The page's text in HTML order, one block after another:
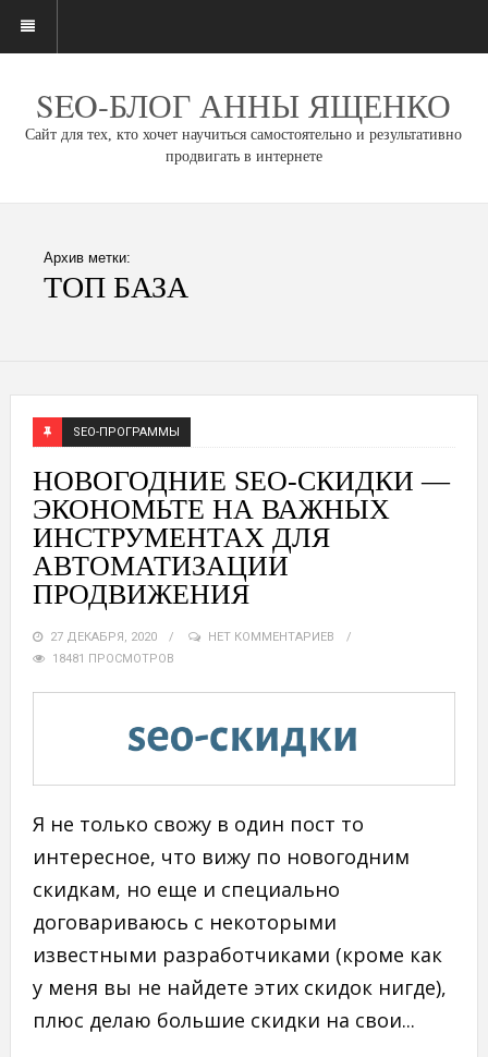
SEO-БЛОГ АННЫ ЯЩЕНКО
Сайт для тех, кто хочет научиться самостоятельно и результативно
продвигать в интернете
Архив метки:
ТОП БАЗА
SEO-ПРОГРАММЫ
НОВОГОДНИЕ SEO-СКИДКИ —
ЭКОНОМЬТЕ НА ВАЖНЫХ
ИНСТРУМЕНТАХ ДЛЯ
АВТОМАТИЗАЦИИ
ПРОДВИЖЕНИЯ
27 ДЕКАБРЯ, 2020
НЕТ КОММЕНТАРИЕВ
18481 ПРОСМОТРОВ
Я не только свожу в один пост то
интересное, что вижу по новогодним
скидкам, но еще и специально
договариваюсь с некоторыми
известными разработчиками (кроме как
у меня вы не найдете этих скидок нигде),
плюс делаю большие скидки на свои...